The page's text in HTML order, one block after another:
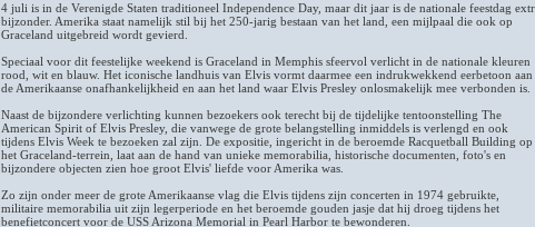
4 juli is in de Verenigde Staten traditioneel Independence Day, maar dit jaar is de nationale feestdag
bijzonder. Amerika staat namelijk stil bij het 250-jarig bestaan van het land, een mijlpaal die ook op
Graceland uitgebreid wordt gevierd.
Speciaal voor dit feestelijke weekend is Graceland in Memphis sfeervol verlicht in de nationale kleuren
rood, wit en blauw. Het iconische landhuis van Elvis vormt daarmee een indrukwekkend eerbetoon aan
de Amerikaanse onafhankelijkheid en aan het land waar Elvis Presley onlosmakelijk mee verbonden is.
Naast de bijzondere verlichting kunnen bezoekers ook terecht bij de tijdelijke tentoonstelling The
American Spirit of Elvis Presley, die vanwege de grote belangstelling inmiddels is verlengd en ook
tijdens Elvis Week te bezoeken zal zijn. De expositie, ingericht in de beroemde Racquetball Building op
het Graceland-terrein, laat aan de hand van unieke memorabilia, historische documenten, foto's en
bijzondere objecten zien hoe groot Elvis' liefde voor Amerika was.
Zo zijn onder meer de grote Amerikaanse vlag die Elvis tijdens zijn concerten in 1974 gebruikte,
militaire memorabilia uit zijn legerperiode en het beroemde gouden jasje dat hij droeg tijdens het
benefietconcert voor de USS Arizona Memorial in Pearl Harbor te bewonderen.